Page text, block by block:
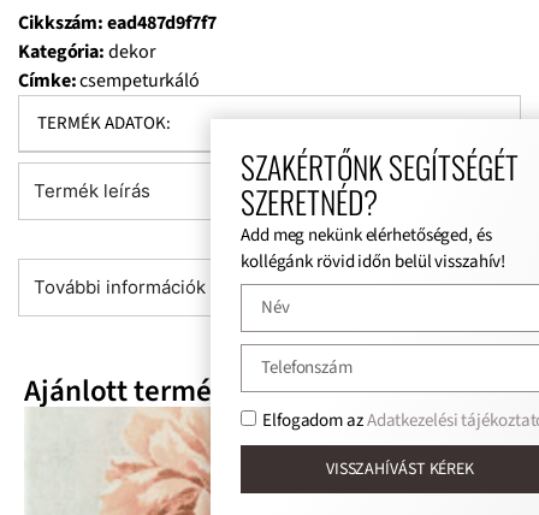
Cikkszám:ead487d9f7f7
Kategória:dekor
Címke:csempeturkáló
TERMÉK ADATOK:
Termék leírás
További információk
Ajánlott termékek
SZAKÉRTŐNK SEGÍTSÉGÉT
SZERETNÉD?
Add meg nekünk elérhetőséged, és
kollégánk rövid időn belül visszahív!
Elfogadom azAdatkezelési
VISSZAHÍVÁST KÉREK